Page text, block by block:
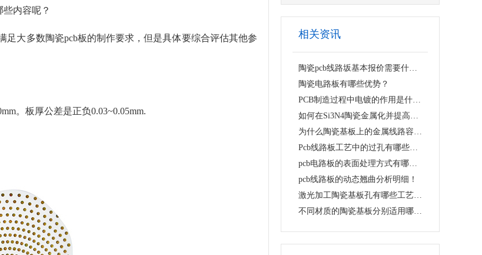
内容呢？
足大多数陶瓷pcb板的制作要求，但是具体要综合评估其他参
。板厚公差是正负0.03~0.05mm.
相关资讯
陶瓷pcb线路坂基本报价需要什么资料？
陶瓷电路板有哪些优势？
PCB制造过程中电镀的作用是什么？
如何在Si3N4陶瓷金属化并提高金属化层的界面强度？
为什么陶瓷基板上的金属线路容易翘曲脱落？
Pcb线路板工艺中的过孔有哪些类型？
pcb电路板的表面处理方式有哪些？
pcb线路板的动态翘曲分析明细！
激光加工陶瓷基板孔有哪些工艺难点？
不同材质的陶瓷基板分别适用哪些抛光工艺？